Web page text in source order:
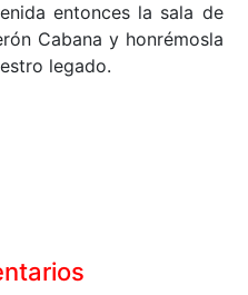
entonces la sala de
Cabana y honrémosla
legado.